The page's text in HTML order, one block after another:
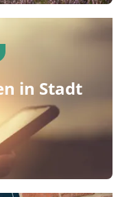
in Stadt